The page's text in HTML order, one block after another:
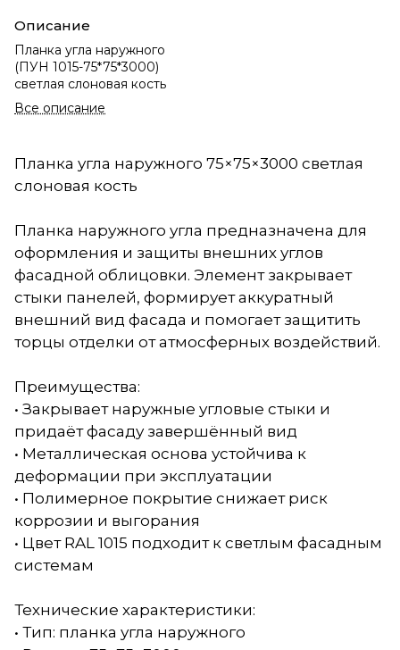
Описание
Планка угла наружного
(ПУН 1015-75*75*3000)
светлая слоновая кость
Все описание
Планка угла наружного 75×75×3000 светлая
слоновая кость
Планка наружного угла предназначена для
оформления и защиты внешних углов
фасадной облицовки. Элемент закрывает
стыки панелей, формирует аккуратный
внешний вид фасада и помогает защитить
торцы отделки от атмосферных воздействий.
Преимущества:
• Закрывает наружные угловые стыки и
придаёт фасаду завершённый вид
• Металлическая основа устойчива к
деформации при эксплуатации
• Полимерное покрытие снижает риск
коррозии и выгорания
• Цвет RAL 1015 подходит к светлым фасадным
системам
Технические характеристики:
• Тип: планка угла наружного